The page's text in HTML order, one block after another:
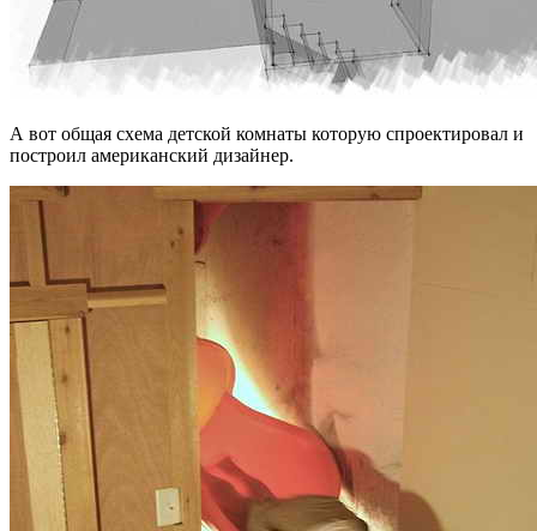
А вот общая схема детской комнаты которую спроектировал и
построил американский дизайнер.